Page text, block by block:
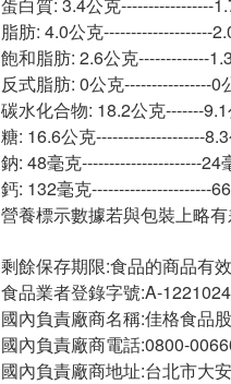
脂肪: 4.0公克--------------------
飽和脂肪: 2.6公克-------------
反式脂肪: 0公克----------------0
碳水化合物: 18.2公克-------
糖: 16.6公克--------------------
鈉: 48毫克----------------------24
鈣: 132毫克----------------------
營養標示數據若與包裝上略
剩餘保存期限:食品的商品有
食品業者登錄字號:A-
國內負責廠商名稱:佳格食品
國內負責廠商電話:0800-
國內負責廠商地址:台北市大